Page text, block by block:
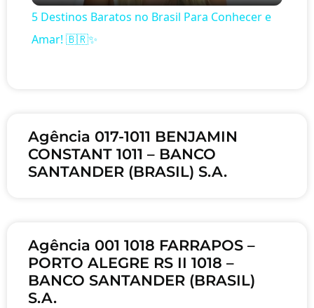
5 Destinos Baratos no Brasil Para Conhecer e
Amar! 🇧🇷✨
Agência 017-1011 BENJAMIN
CONSTANT 1011 – BANCO
SANTANDER (BRASIL) S.A.
Agência 001 1018 FARRAPOS –
PORTO ALEGRE RS II 1018 –
BANCO SANTANDER (BRASIL)
S.A.